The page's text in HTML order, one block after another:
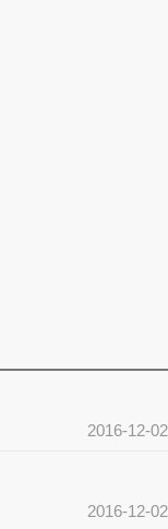
2016-12-02
2016-12-02